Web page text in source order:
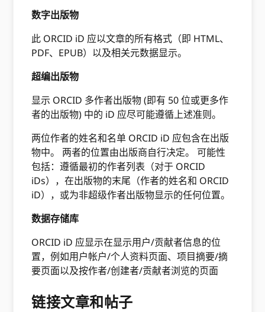
数字出版物
此 ORCID iD 应以文章的所有格式（即 HTML、
PDF、EPUB）以及相关元数据显示。
超编出版物
显示 ORCID 多作者出版物 (即有 50 位或更多作
者的出版物) 中的 iD 应尽可能遵循上述准则。
两位作者的姓名和名单 ORCID iD 应包含在出版
物中。 两者的位置由出版商自行决定。 可能性
包括：遵循最初的作者列表（对于 ORCID
iDs），在出版物的末尾（作者的姓名和 ORCID
iD），或为非超级作者出版物显示的任何位置。
数据存储库
ORCID iD 应显示在显示用户/贡献者信息的位
置，例如用户帐户/个人资料页面、项目摘要/摘
要页面以及按作者/创建者/贡献者浏览的页面
链接文章和帖子